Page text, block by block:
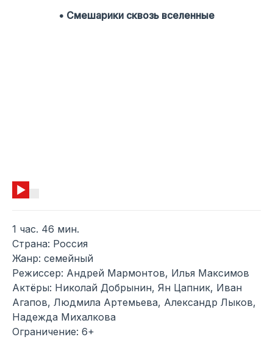
• Смешарики сквозь вселенные
1 час. 46 мин.
Страна: Россия
Жанр: семейный
Режиссер: Андрей Мармонтов, Илья Максимов
Актёры: Николай Добрынин, Ян Цапник, Иван
Агапов, Людмила Артемьева, Александр Лыков,
Надежда Михалкова
Ограничение: 6+